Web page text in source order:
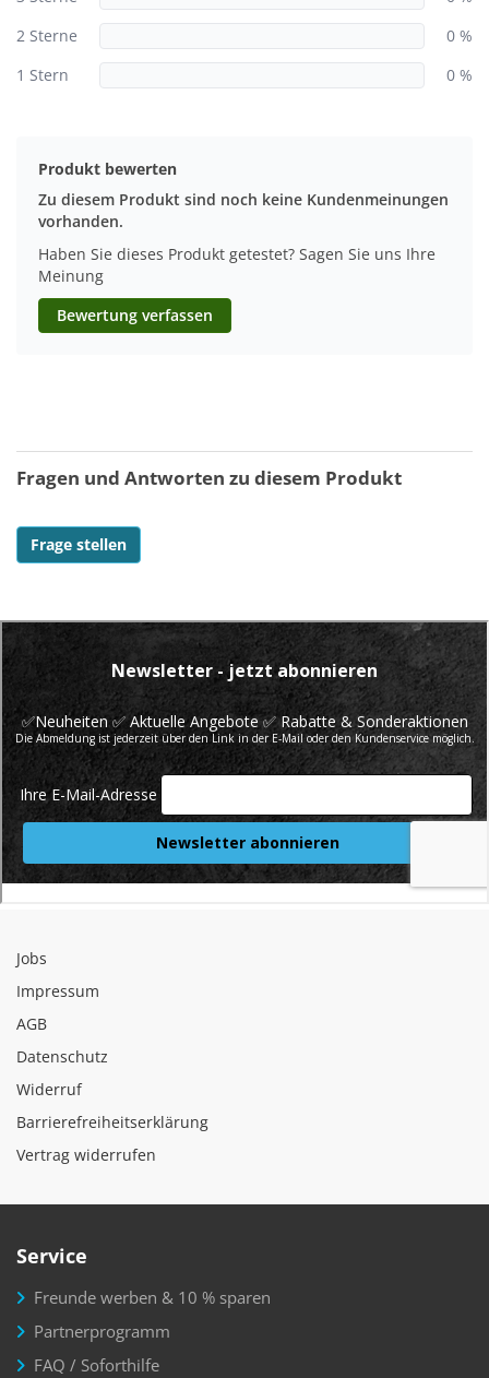
2 Sterne
0 %
1 Stern
0 %
Produkt bewerten
Zu diesem Produkt sind noch keine Kundenmeinungen
vorhanden.
Haben Sie dieses Produkt getestet? Sagen Sie uns Ihre
Meinung
Bewertung verfassen
Fragen und Antworten zu diesem Produkt
Frage stellen
Jobs
Impressum
AGB
Datenschutz
Widerruf
Barrierefreiheitserklärung
Vertrag widerrufen
Service
Freunde werben & 10 % sparen
Partnerprogramm
FAQ / Soforthilfe